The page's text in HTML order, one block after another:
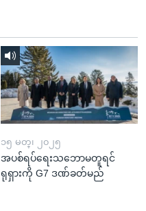
၁၅ မတ္၊ ၂၀၂၅
အပစ်ရပ်ရေးသဘောမတူရင်
ရုရှားကို G7 ဒဏ်ခတ်မည်